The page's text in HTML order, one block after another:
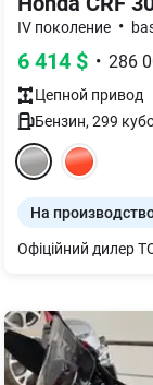
IV поколение •
6 414 $ • 286
Цепной привод
Бензин, 299
На
Офіційний дилер